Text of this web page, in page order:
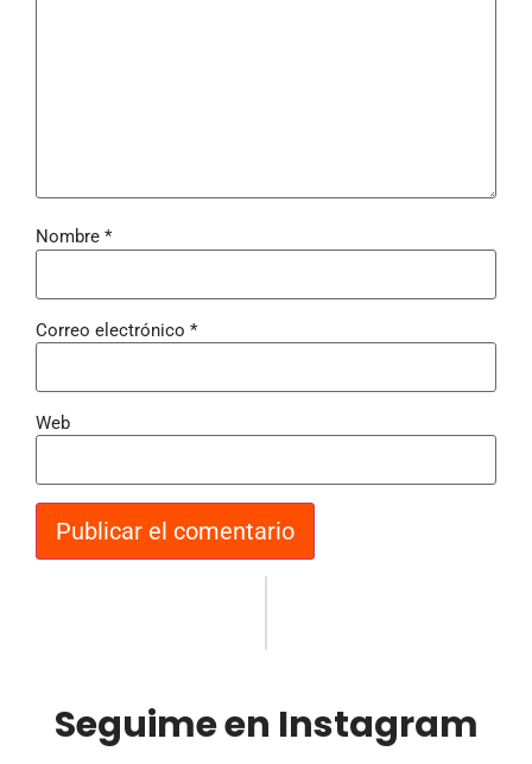
Nombre *
Correo electrónico *
Web
Seguime en Instagram